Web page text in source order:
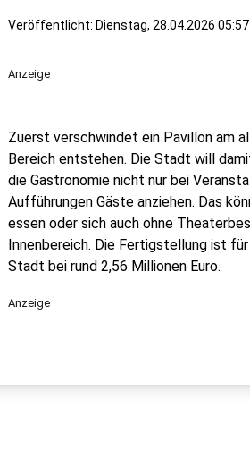
Veröffentlicht: Dienstag, 28.04.2026 05:57
Anzeige
Zuerst verschwindet ein Pavillon am
Bereich entstehen. Die Stadt will
die Gastronomie nicht nur bei
Aufführungen Gäste anziehen. Das
essen oder sich auch ohne
Innenbereich. Die Fertigstellung ist
Stadt bei rund 2,56 Millionen Euro.
Anzeige